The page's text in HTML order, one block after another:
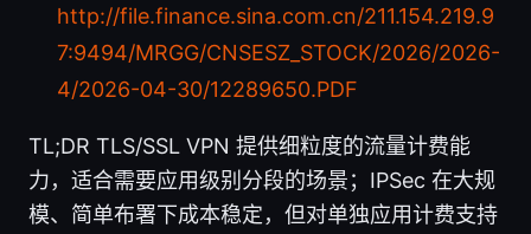
http://file.finance.sina.com.cn/211.154.219.9
7:9494/MRGG/CNSESZ_STOCK/2026/2026-
4/2026-04-30/12289650.PDF
TL;DR TLS/SSL VPN 提供细粒度的流量计费能
力，适合需要应用级别分段的场景；IPSec 在大规
模、简单布署下成本稳定，但对单独应用计费支持